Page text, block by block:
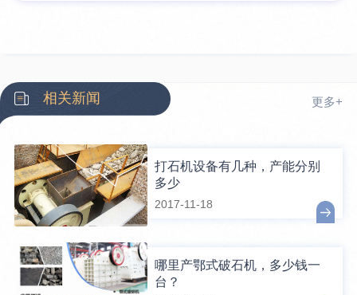
相关新闻 更多+
打石机设备有几种，产能分别
多少
2017-11-18
哪里产鄂式破石机，多少钱一
台？